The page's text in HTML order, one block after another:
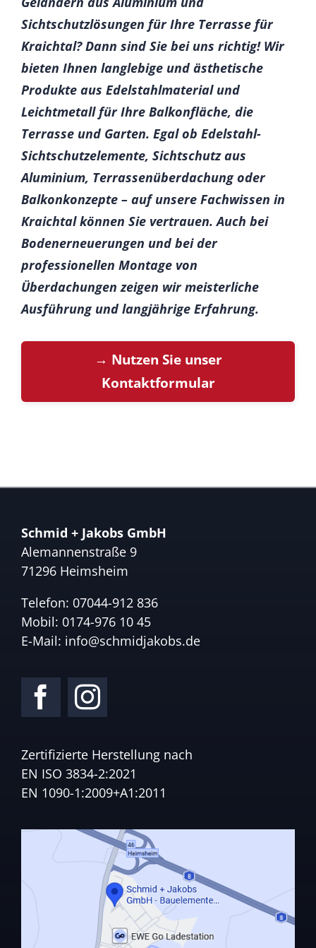
Sichtschutzlösungen für Ihre Terrasse für
Kraichtal? Dann sind Sie bei uns richtig! Wir
bieten Ihnen langlebige und ästhetische
Produkte aus Edelstahlmaterial und
Leichtmetall für Ihre Balkonfläche, die
Terrasse und Garten. Egal ob Edelstahl-
Sichtschutzelemente, Sichtschutz aus
Aluminium, Terrassenüberdachung oder
Balkonkonzepte – auf unsere Fachwissen in
Kraichtal können Sie vertrauen. Auch bei
Bodenerneuerungen und bei der
professionellen Montage von
Überdachungen zeigen wir meisterliche
Ausführung und langjährige Erfahrung.
→ Nutzen Sie unser
Kontaktformular
Schmid + Jakobs GmbH
Alemannenstraße 9
71296 Heimsheim
Telefon: 07044-912 836
Mobil: 0174-976 10 45
E-Mail: info@schmidjakobs.de
Zertifizierte Herstellung nach
EN ISO 3834-2:2021
EN 1090-1:2009+A1:2011